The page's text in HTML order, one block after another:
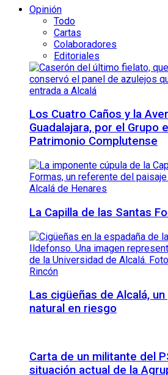
Opinión
Todo
Cartas
Colaboradores
Editoriales
Los Cuatro Caños y la
Guadalajara, por el Grupo
Patrimonio Complutense
La Capilla de las Santas
Las cigüeñas de Alcalá,
natural en riesgo
Carta de un militante del
situación actual de la